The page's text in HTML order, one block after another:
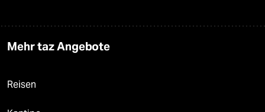
Mehr taz Angebote
Reisen